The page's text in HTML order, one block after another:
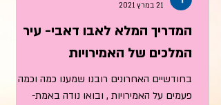
המדריך המלא לאבו דאבי- עיר
המלכים של האמירויות
בחודשיים האחרונים רובנו שמענו כמה וכמה
פעמים על האמירויות , ובואו נודה באמת-
21 במרץ 2021